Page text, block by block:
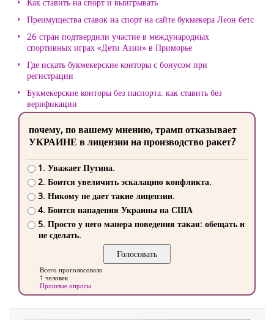
Преимущества ставок на спорт на сайте букмекера Леон бетс
26 стран подтвердили участие в международных
спортивных играх «Дети Азии» в Приморье
Где искать букмекерские конторы с бонусом при
регистрации
Букмекерские конторы без паспорта: как ставить без
верификации
почему, по вашему мнению, трамп отказывает
УКРАИНЕ в лицензии на производство ракет?
1. Уважает Путина.
2. Боится увеличить эскалацию конфликта.
3. Никому не дает такие лицензии.
4. Боится нападения Украины на США
5. Просто у него манера поведения такая: обещать и
не сделать.
Всего проголосовало
1 человек
Прошлые опросы